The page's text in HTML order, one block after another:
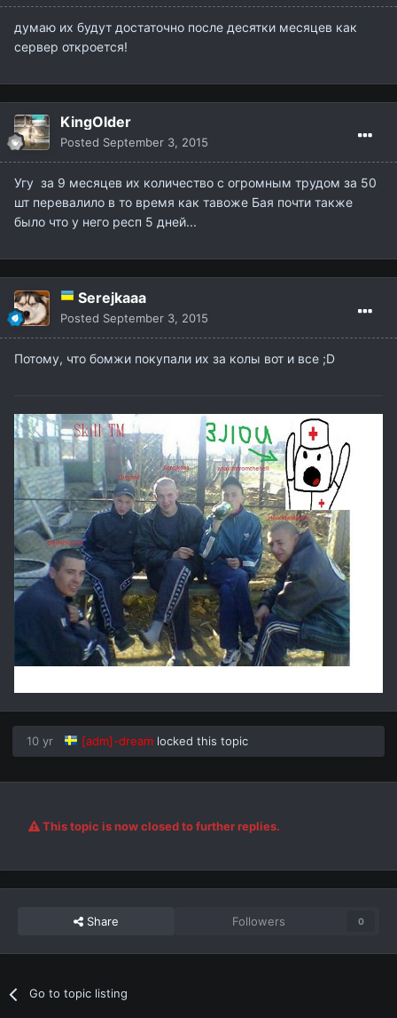
думаю их будут достаточно после десятки месяцев как
сервер откроется!
KingOlder
Posted September 3, 2015
Угу за 9 месяцев их количество с огромным трудом за 50
шт перевалило в то время как тавоже Бая почти также
было что у него респ 5 дней...
Serejkaaa
Posted September 3, 2015
Потому, что бомжи покупали их за колы вот и все ;D
10 yr [adm]-dream locked this topic
This topic is now closed to further replies.
Share Followers 0
Go to topic listing